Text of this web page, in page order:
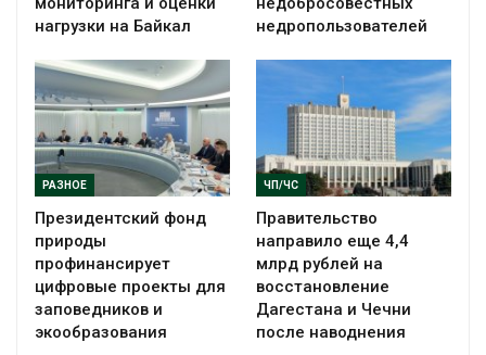
нагрузки на Байкал
недропользователей
РАЗНОЕ
Президентский фонд
природы
профинансирует
цифровые проекты для
заповедников и
экообразования
ЧП/ЧС
Правительство
направило еще 4,4
млрд рублей на
восстановление
Дагестана и Чечни
после наводнения